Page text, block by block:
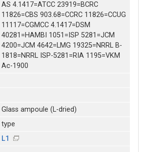
AS 4.1417=ATCC 23919=BCRC
11826=CBS 903.68=CCRC 11826=CCUG
11117=CGMCC 4.1417=DSM
40281=HAMBI 1051=ISP 5281=JCM
4200=JCM 4642=LMG 19325=NRRL B-
1818=NRRL ISP-5281=RIA 1195=VKM
Ac-1900
Glass ampoule (L-dried)
type
L1